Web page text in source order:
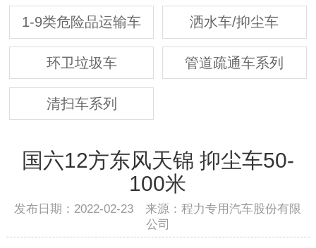
1-9类危险品运输车 洒水车/抑尘车
环卫垃圾车 管道疏通车系列
清扫车系列
国六12方东风天锦 抑尘车50-
100米
发布日期：2022-02-23 来源：程力专用汽车股份有限
公司